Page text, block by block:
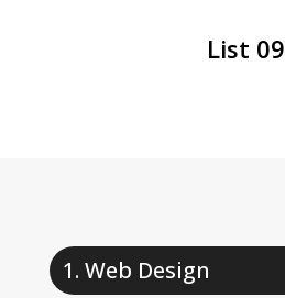
List 09
Web Design